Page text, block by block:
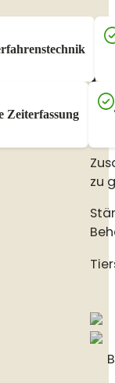
Zeiterfassung
zu